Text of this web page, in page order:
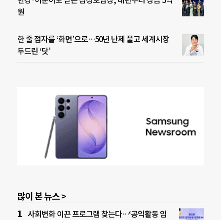
원
한 줄 점자를 ‘화면’으로…50년 난제 풀고 세계시장
두드린 ‘닷’
많이 본 뉴스 >
사회변화 이끈 프로그램 찾는다…‘공익활동 임